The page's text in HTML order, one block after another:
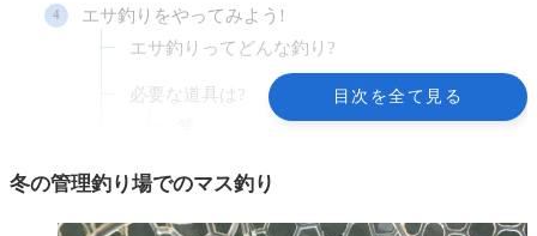
目次を全て見る
エサ釣りをやってみよう!
エサ釣りってどんな釣り?
必要な道具は?
仕掛け
替え針
冬の管理釣り場でのマス釣り